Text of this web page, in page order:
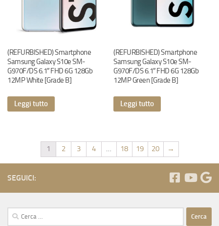
(REFURBISHED) Smartphone
Samsung Galaxy S10e SM-
G970F/DS 6.1″ FHD 6G 128Gb
12MP White [Grade B]
Leggi tutto
(REFURBISHED) Smartphone
Samsung Galaxy S10e SM-
G970F/DS 6.1″ FHD 6G 128Gb
12MP Green [Grade B]
Leggi tutto
1 2 3 4 … 18 19 20 →
SEGUICI:
Ricerca